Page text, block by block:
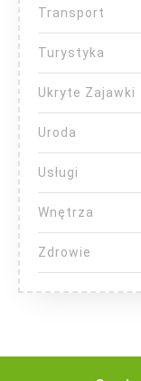
Transport
Turystyka
Ukryte Zajawki
Uroda
Usługi
Wnętrza
Zdrowie